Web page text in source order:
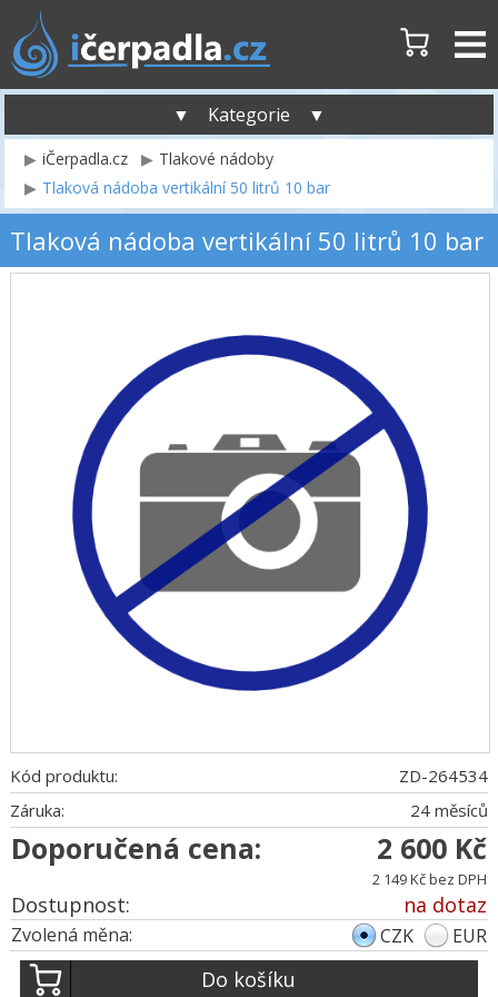
▼ Kategorie ▼
iČerpadla.cz
Tlakové nádoby
Tlaková nádoba vertikální 50 litrů 10 bar
Tlaková nádoba vertikální 50 litrů 10 bar
Kód produktu:
ZD-264534
Záruka:
24 měsíců
Doporučená cena: 2 600 Kč
2 149 Kč bez DPH
Dostupnost: na dotaz
Zvolená měna: CZK EUR
Do košíku